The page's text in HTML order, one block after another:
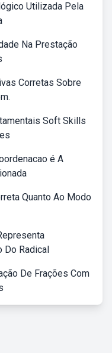
Utilizada Pela
Na Prestação
Corretas Sobre
Soft Skills
é A
Quanto Ao Modo
Do Radical
De Frações Com